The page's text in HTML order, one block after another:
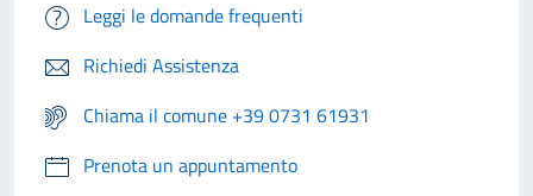
Leggi le domande frequenti
Richiedi Assistenza
Chiama il comune +39 0731 61931
Prenota un appuntamento